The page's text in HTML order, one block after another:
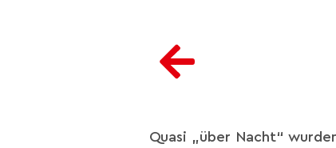
Quasi „über Nacht“